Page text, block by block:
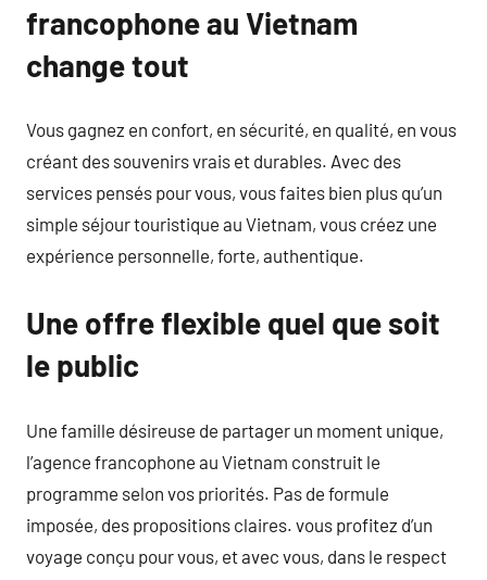
francophone au Vietnam
change tout
Vous gagnez en confort, en sécurité, en qualité, en vous
créant des souvenirs vrais et durables. Avec des
services pensés pour vous, vous faites bien plus qu’un
simple séjour touristique au Vietnam, vous créez une
expérience personnelle, forte, authentique.
Une offre flexible quel que soit
le public
Une famille désireuse de partager un moment unique,
l’agence francophone au Vietnam construit le
programme selon vos priorités. Pas de formule
imposée, des propositions claires. vous profitez d’un
voyage conçu pour vous, et avec vous, dans le respect